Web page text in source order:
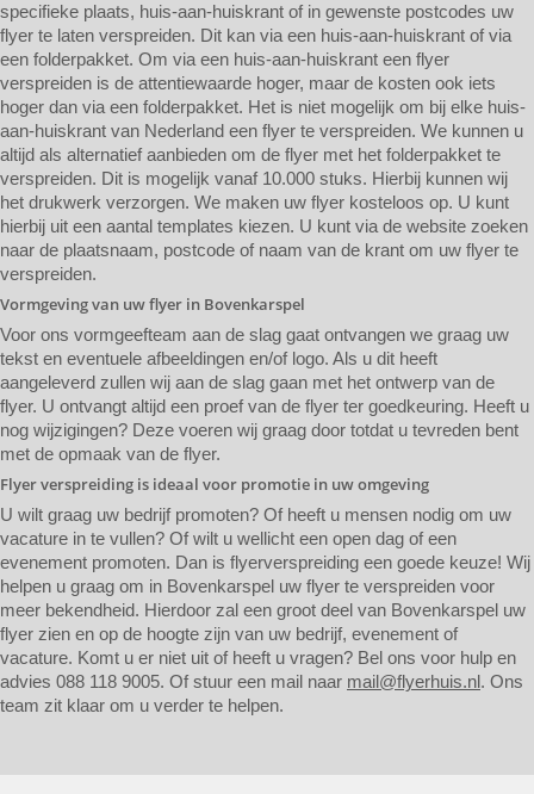
specifieke plaats, huis-aan-huiskrant of in gewenste postcodes uw
flyer te laten verspreiden. Dit kan via een huis-aan-huiskrant of via
een folderpakket. Om via een huis-aan-huiskrant een flyer
verspreiden is de attentiewaarde hoger, maar de kosten ook iets
hoger dan via een folderpakket. Het is niet mogelijk om bij elke huis-
aan-huiskrant van Nederland een flyer te verspreiden. We kunnen u
altijd als alternatief aanbieden om de flyer met het folderpakket te
verspreiden. Dit is mogelijk vanaf 10.000 stuks. Hierbij kunnen wij
het drukwerk verzorgen. We maken uw flyer kosteloos op. U kunt
hierbij uit een aantal templates kiezen. U kunt via de website zoeken
naar de plaatsnaam, postcode of naam van de krant om uw flyer te
verspreiden.
Vormgeving van uw flyer in Bovenkarspel
Voor ons vormgeefteam aan de slag gaat ontvangen we graag uw
tekst en eventuele afbeeldingen en/of logo. Als u dit heeft
aangeleverd zullen wij aan de slag gaan met het ontwerp van de
flyer. U ontvangt altijd een proef van de flyer ter goedkeuring. Heeft u
nog wijzigingen? Deze voeren wij graag door totdat u tevreden bent
met de opmaak van de flyer.
Flyer verspreiding is ideaal voor promotie in uw omgeving
U wilt graag uw bedrijf promoten? Of heeft u mensen nodig om uw
vacature in te vullen? Of wilt u wellicht een open dag of een
evenement promoten. Dan is flyerverspreiding een goede keuze! Wij
helpen u graag om in Bovenkarspel uw flyer te verspreiden voor
meer bekendheid. Hierdoor zal een groot deel van Bovenkarspel uw
flyer zien en op de hoogte zijn van uw bedrijf, evenement of
vacature. Komt u er niet uit of heeft u vragen? Bel ons voor hulp en
advies 088 118 9005. Of stuur een mail naar mail@flyerhuis.nl. Ons
team zit klaar om u verder te helpen.